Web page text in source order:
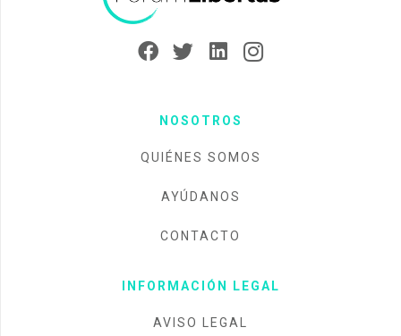
NOSOTROS
QUIÉNES SOMOS
AYÚDANOS
CONTACTO
INFORMACIÓN LEGAL
AVISO LEGAL